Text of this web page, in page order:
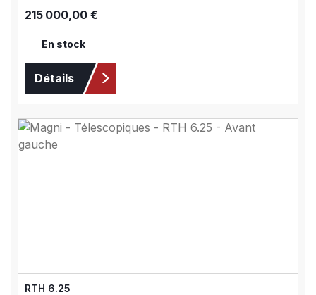
Prix régulier :
215 000,00 €
En stock
Détails
RTH 6.25